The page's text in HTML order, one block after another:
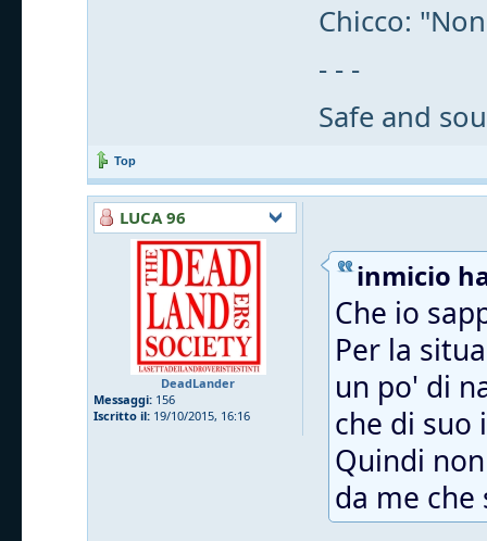
Chicco:
- - -
Safe and
Top
LUCA 96
DeadLander
Messaggi: 156
Iscritto il: 19/10/2015, 16:16
inmicio
Che io
Per la
un po' di
che di suo
Quindi
da me